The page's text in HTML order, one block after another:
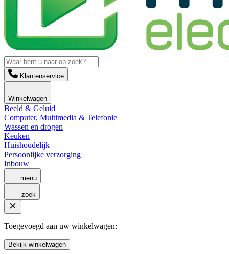
Klantenservice
Winkelwagen
Beeld & Geluid
Computer, Multimedia & Telefonie
Wassen en drogen
Keuken
Huishoudelijk
Persoonlijke verzorging
Inbouw
menu
zoek
Toegevoegd aan uw winkelwagen:
Bekijk winkelwagen